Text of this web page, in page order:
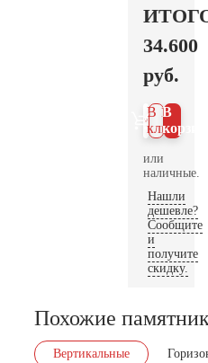
34.600
руб.
В
В 1
клик
или
наличные.
Нашли
дешевле?
Сообщите
и
получите
скидку.
Похожие
Вертикальные